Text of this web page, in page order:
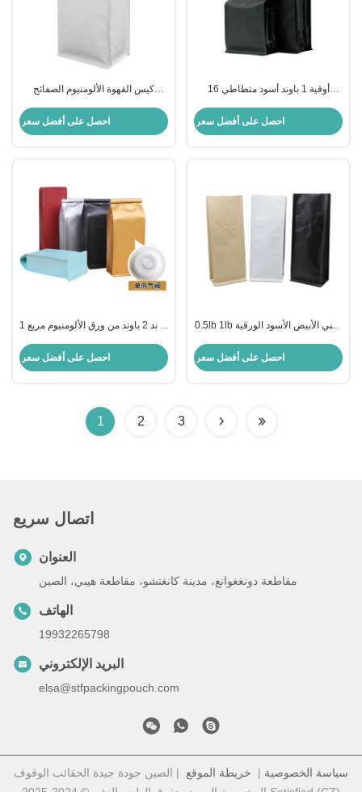
كيس القهوة الألومنيوم الصفائح
الصمام مربع أسفل سحب سحب الزر
شريط
احصل على أفضل سعر
16 أوقية 1 باوند أسود متطاطي
الغازات والسقف الجانبي أسفل
مسطح
احصل على أفضل سعر
1 باوند 2 باوند من ورق الألومنيوم مربع
ربطة عنق القصدير
احصل على أفضل سعر
0.5lb 1lb البني الأبيض الأسود الورقية
الورق الكرافت مع عقدة القصدير
احصل على أفضل سعر
1 2 3
اتصال سريع
العنوان
مقاطعة دونغغوانغ، مدينة كانغتشو، مقاطعة هيبي، الصين
الهاتف
19932265798
البريد الإلكتروني
elsa@stfpackingpouch.com
سياسة الخصوصية | خريطة الموقع | الصين جودة جيدة الحقائب الوقوف